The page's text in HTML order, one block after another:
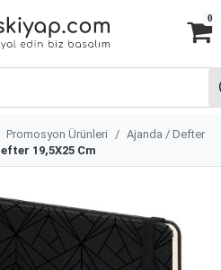
0
Promosyon Ürünleri
Ajanda / Defter
19,5X25 Cm